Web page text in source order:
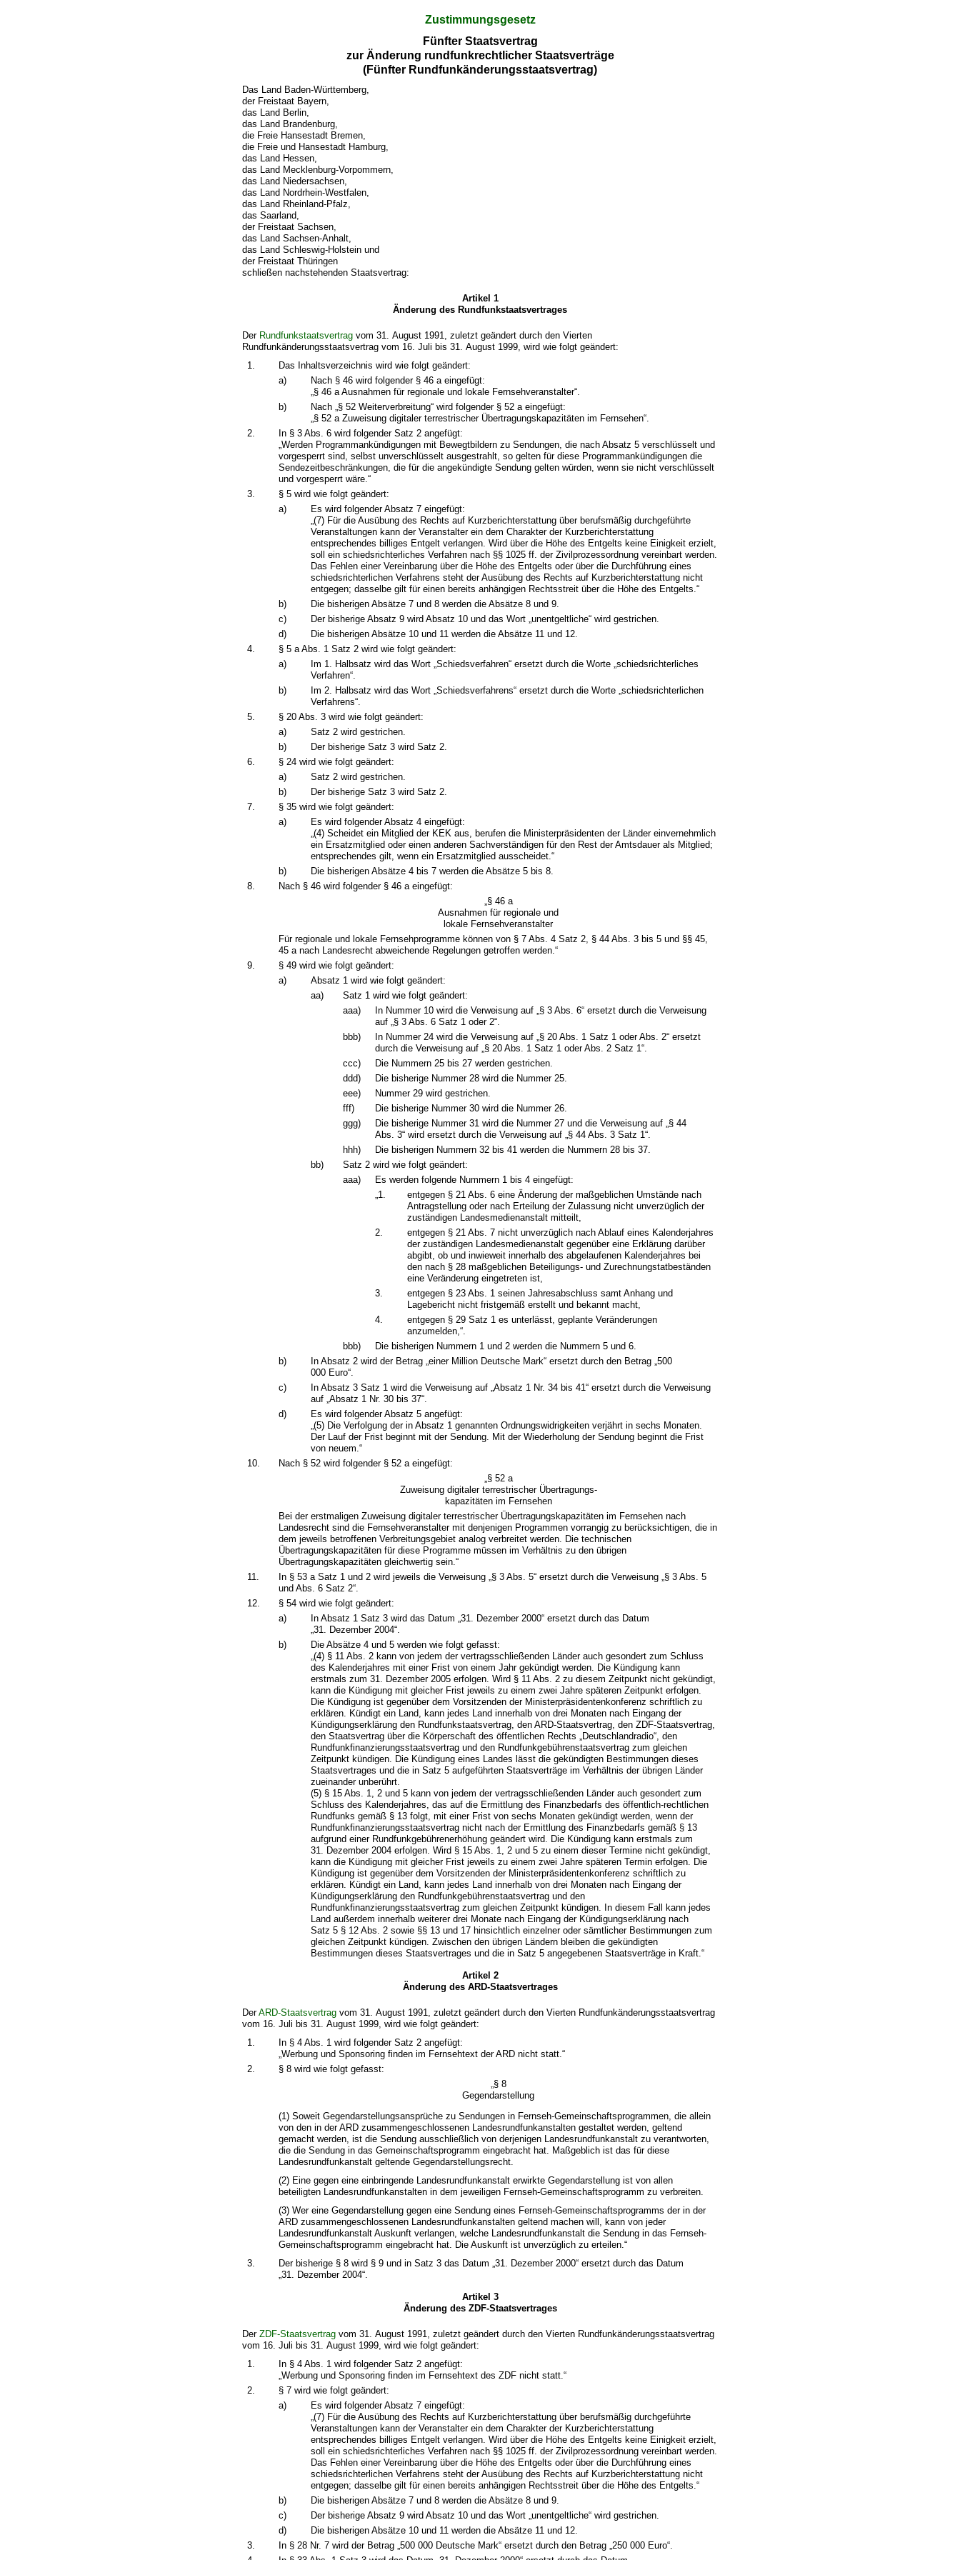
Zustimmungsgesetz
Fünfter Staatsvertrag
zur Änderung rundfunkrechtlicher Staatsverträge
(Fünfter Rundfunkänderungsstaatsvertrag)
Das Land Baden-Württemberg,
der Freistaat Bayern,
das Land Berlin,
das Land Brandenburg,
die Freie Hansestadt Bremen,
die Freie und Hansestadt Hamburg,
das Land Hessen,
das Land Mecklenburg-Vorpommern,
das Land Niedersachsen,
das Land Nordrhein-Westfalen,
das Land Rheinland-Pfalz,
das Saarland,
der Freistaat Sachsen,
das Land Sachsen-Anhalt,
das Land Schleswig-Holstein und
der Freistaat Thüringen
schließen nachstehenden Staatsvertrag:
Artikel 1
Änderung des Rundfunkstaatsvertrages
Der Rundfunkstaatsvertrag vom 31. August 1991, zuletzt geändert durch den Vierten
Rundfunkänderungsstaatsvertrag vom 16. Juli bis 31. August 1999, wird wie folgt geändert:
1.
Das Inhaltsverzeichnis wird wie folgt geändert:
a)
Nach § 46 wird folgender § 46 a eingefügt:
„§ 46 a Ausnahmen für regionale und lokale Fernsehveranstalter“.
b)
Nach „§ 52 Weiterverbreitung“ wird folgender § 52 a eingefügt:
„§ 52 a Zuweisung digitaler terrestrischer Übertragungskapazitäten im Fernsehen“.
2.
In § 3 Abs. 6 wird folgender Satz 2 angefügt:
„Werden Programmankündigungen mit Bewegtbildern zu Sendungen, die nach Absatz 5 verschlüsselt und
vorgesperrt sind, selbst unverschlüsselt ausgestrahlt, so gelten für diese Programmankündigungen die
Sendezeitbeschränkungen, die für die angekündigte Sendung gelten würden, wenn sie nicht verschlüsselt
und vorgesperrt wäre.“
3.
§ 5 wird wie folgt geändert:
a)
Es wird folgender Absatz 7 eingefügt:
„(7) Für die Ausübung des Rechts auf Kurzberichterstattung über berufsmäßig durchgeführte
Veranstaltungen kann der Veranstalter ein dem Charakter der Kurzberichterstattung
entsprechendes billiges Entgelt verlangen. Wird über die Höhe des Entgelts keine Einigkeit erzielt,
soll ein schiedsrichterliches Verfahren nach §§ 1025 ff. der Zivilprozessordnung vereinbart werden.
Das Fehlen einer Vereinbarung über die Höhe des Entgelts oder über die Durchführung eines
schiedsrichterlichen Verfahrens steht der Ausübung des Rechts auf Kurzberichterstattung nicht
entgegen; dasselbe gilt für einen bereits anhängigen Rechtsstreit über die Höhe des Entgelts.“
b)
Die bisherigen Absätze 7 und 8 werden die Absätze 8 und 9.
c)
Der bisherige Absatz 9 wird Absatz 10 und das Wort „unentgeltliche“ wird gestrichen.
d)
Die bisherigen Absätze 10 und 11 werden die Absätze 11 und 12.
4.
§ 5 a Abs. 1 Satz 2 wird wie folgt geändert:
a)
Im 1. Halbsatz wird das Wort „Schiedsverfahren“ ersetzt durch die Worte „schiedsrichterliches
Verfahren“.
b)
Im 2. Halbsatz wird das Wort „Schiedsverfahrens“ ersetzt durch die Worte „schiedsrichterlichen
Verfahrens“.
5.
§ 20 Abs. 3 wird wie folgt geändert:
a)
Satz 2 wird gestrichen.
b)
Der bisherige Satz 3 wird Satz 2.
6.
§ 24 wird wie folgt geändert:
a)
Satz 2 wird gestrichen.
b)
Der bisherige Satz 3 wird Satz 2.
7.
§ 35 wird wie folgt geändert:
a)
Es wird folgender Absatz 4 eingefügt:
„(4) Scheidet ein Mitglied der KEK aus, berufen die Ministerpräsidenten der Länder einvernehmlich
ein Ersatzmitglied oder einen anderen Sachverständigen für den Rest der Amtsdauer als Mitglied;
entsprechendes gilt, wenn ein Ersatzmitglied ausscheidet.“
b)
Die bisherigen Absätze 4 bis 7 werden die Absätze 5 bis 8.
8.
Nach § 46 wird folgender § 46 a eingefügt:
„§ 46 a
Ausnahmen für regionale und
lokale Fernsehveranstalter
Für regionale und lokale Fernsehprogramme können von § 7 Abs. 4 Satz 2, § 44 Abs. 3 bis 5 und §§ 45,
45 a nach Landesrecht abweichende Regelungen getroffen werden.“
9.
§ 49 wird wie folgt geändert:
a)
Absatz 1 wird wie folgt geändert:
aa)
Satz 1 wird wie folgt geändert:
aaa)
In Nummer 10 wird die Verweisung auf „§ 3 Abs. 6“ ersetzt durch die Verweisung
auf „§ 3 Abs. 6 Satz 1 oder 2“.
bbb)
In Nummer 24 wird die Verweisung auf „§ 20 Abs. 1 Satz 1 oder Abs. 2“ ersetzt
durch die Verweisung auf „§ 20 Abs. 1 Satz 1 oder Abs. 2 Satz 1“.
ccc)
Die Nummern 25 bis 27 werden gestrichen.
ddd)
Die bisherige Nummer 28 wird die Nummer 25.
eee)
Nummer 29 wird gestrichen.
fff)
Die bisherige Nummer 30 wird die Nummer 26.
ggg)
Die bisherige Nummer 31 wird die Nummer 27 und die Verweisung auf „§ 44
Abs. 3“ wird ersetzt durch die Verweisung auf „§ 44 Abs. 3 Satz 1“.
hhh)
Die bisherigen Nummern 32 bis 41 werden die Nummern 28 bis 37.
bb)
Satz 2 wird wie folgt geändert:
aaa)
Es werden folgende Nummern 1 bis 4 eingefügt:
„1.
entgegen § 21 Abs. 6 eine Änderung der maßgeblichen Umstände nach
Antragstellung oder nach Erteilung der Zulassung nicht unverzüglich der
zuständigen Landesmedienanstalt mitteilt,
2.
entgegen § 21 Abs. 7 nicht unverzüglich nach Ablauf eines Kalenderjahres
der zuständigen Landesmedienanstalt gegenüber eine Erklärung darüber
abgibt, ob und inwieweit innerhalb des abgelaufenen Kalenderjahres bei
den nach § 28 maßgeblichen Beteiligungs- und Zurechnungstatbeständen
eine Veränderung eingetreten ist,
3.
entgegen § 23 Abs. 1 seinen Jahresabschluss samt Anhang und
Lagebericht nicht fristgemäß erstellt und bekannt macht,
4.
entgegen § 29 Satz 1 es unterlässt, geplante Veränderungen
anzumelden,“.
bbb)
Die bisherigen Nummern 1 und 2 werden die Nummern 5 und 6.
b)
In Absatz 2 wird der Betrag „einer Million Deutsche Mark“ ersetzt durch den Betrag „500
000 Euro“.
c)
In Absatz 3 Satz 1 wird die Verweisung auf „Absatz 1 Nr. 34 bis 41“ ersetzt durch die Verweisung
auf „Absatz 1 Nr. 30 bis 37“.
d)
Es wird folgender Absatz 5 angefügt:
„(5) Die Verfolgung der in Absatz 1 genannten Ordnungswidrigkeiten verjährt in sechs Monaten.
Der Lauf der Frist beginnt mit der Sendung. Mit der Wiederholung der Sendung beginnt die Frist
von neuem.“
10.
Nach § 52 wird folgender § 52 a eingefügt:
„§ 52 a
Zuweisung digitaler terrestrischer Übertragungs-
kapazitäten im Fernsehen
Bei der erstmaligen Zuweisung digitaler terrestrischer Übertragungskapazitäten im Fernsehen nach
Landesrecht sind die Fernsehveranstalter mit denjenigen Programmen vorrangig zu berücksichtigen, die in
dem jeweils betroffenen Verbreitungsgebiet analog verbreitet werden. Die technischen
Übertragungskapazitäten für diese Programme müssen im Verhältnis zu den übrigen
Übertragungskapazitäten gleichwertig sein.“
11.
In § 53 a Satz 1 und 2 wird jeweils die Verweisung „§ 3 Abs. 5“ ersetzt durch die Verweisung „§ 3 Abs. 5
und Abs. 6 Satz 2“.
12.
§ 54 wird wie folgt geändert:
a)
In Absatz 1 Satz 3 wird das Datum „31. Dezember 2000“ ersetzt durch das Datum
„31. Dezember 2004“.
b)
Die Absätze 4 und 5 werden wie folgt gefasst:
„(4) § 11 Abs. 2 kann von jedem der vertragsschließenden Länder auch gesondert zum Schluss
des Kalenderjahres mit einer Frist von einem Jahr gekündigt werden. Die Kündigung kann
erstmals zum 31. Dezember 2005 erfolgen. Wird § 11 Abs. 2 zu diesem Zeitpunkt nicht gekündigt,
kann die Kündigung mit gleicher Frist jeweils zu einem zwei Jahre späteren Zeitpunkt erfolgen.
Die Kündigung ist gegenüber dem Vorsitzenden der Ministerpräsidentenkonferenz schriftlich zu
erklären. Kündigt ein Land, kann jedes Land innerhalb von drei Monaten nach Eingang der
Kündigungserklärung den Rundfunkstaatsvertrag, den ARD-Staatsvertrag, den ZDF-Staatsvertrag,
den Staatsvertrag über die Körperschaft des öffentlichen Rechts „Deutschlandradio“, den
Rundfunkfinanzierungsstaatsvertrag und den Rundfunkgebührenstaatsvertrag zum gleichen
Zeitpunkt kündigen. Die Kündigung eines Landes lässt die gekündigten Bestimmungen dieses
Staatsvertrages und die in Satz 5 aufgeführten Staatsverträge im Verhältnis der übrigen Länder
zueinander unberührt.
(5) § 15 Abs. 1, 2 und 5 kann von jedem der vertragsschließenden Länder auch gesondert zum
Schluss des Kalenderjahres, das auf die Ermittlung des Finanzbedarfs des öffentlich-rechtlichen
Rundfunks gemäß § 13 folgt, mit einer Frist von sechs Monaten gekündigt werden, wenn der
Rundfunkfinanzierungsstaatsvertrag nicht nach der Ermittlung des Finanzbedarfs gemäß § 13
aufgrund einer Rundfunkgebührenerhöhung geändert wird. Die Kündigung kann erstmals zum
31. Dezember 2004 erfolgen. Wird § 15 Abs. 1, 2 und 5 zu einem dieser Termine nicht gekündigt,
kann die Kündigung mit gleicher Frist jeweils zu einem zwei Jahre späteren Termin erfolgen. Die
Kündigung ist gegenüber dem Vorsitzenden der Ministerpräsidentenkonferenz schriftlich zu
erklären. Kündigt ein Land, kann jedes Land innerhalb von drei Monaten nach Eingang der
Kündigungserklärung den Rundfunkgebührenstaatsvertrag und den
Rundfunkfinanzierungsstaatsvertrag zum gleichen Zeitpunkt kündigen. In diesem Fall kann jedes
Land außerdem innerhalb weiterer drei Monate nach Eingang der Kündigungserklärung nach
Satz 5 § 12 Abs. 2 sowie §§ 13 und 17 hinsichtlich einzelner oder sämtlicher Bestimmungen zum
gleichen Zeitpunkt kündigen. Zwischen den übrigen Ländern bleiben die gekündigten
Bestimmungen dieses Staatsvertrages und die in Satz 5 angegebenen Staatsverträge in Kraft.“
Artikel 2
Änderung des ARD-Staatsvertrages
DerARD-Staatsvertrag vom 31. August 1991, zuletzt geändert durch den Vierten Rundfunkänderungsstaatsvertrag
vom 16. Juli bis 31. August 1999, wird wie folgt geändert:
1.
In § 4 Abs. 1 wird folgender Satz 2 angefügt:
„Werbung und Sponsoring finden im Fernsehtext der ARD nicht statt.“
2.
§ 8 wird wie folgt gefasst:
„§ 8
Gegendarstellung
(1) Soweit Gegendarstellungsansprüche zu Sendungen in Fernseh-Gemeinschaftsprogrammen, die allein
von den in der ARD zusammengeschlossenen Landesrundfunkanstalten gestaltet werden, geltend
gemacht werden, ist die Sendung ausschließlich von derjenigen Landesrundfunkanstalt zu verantworten,
die die Sendung in das Gemeinschaftsprogramm eingebracht hat. Maßgeblich ist das für diese
Landesrundfunkanstalt geltende Gegendarstellungsrecht.
(2) Eine gegen eine einbringende Landesrundfunkanstalt erwirkte Gegendarstellung ist von allen
beteiligten Landesrundfunkanstalten in dem jeweiligen Fernseh-Gemeinschaftsprogramm zu verbreiten.
(3) Wer eine Gegendarstellung gegen eine Sendung eines Fernseh-Gemeinschaftsprogramms der in der
ARD zusammengeschlossenen Landesrundfunkanstalten geltend machen will, kann von jeder
Landesrundfunkanstalt Auskunft verlangen, welche Landesrundfunkanstalt die Sendung in das Fernseh-
Gemeinschaftsprogramm eingebracht hat. Die Auskunft ist unverzüglich zu erteilen.“
3.
Der bisherige § 8 wird § 9 und in Satz 3 das Datum „31. Dezember 2000“ ersetzt durch das Datum
„31. Dezember 2004“.
Artikel 3
Änderung des ZDF-Staatsvertrages
DerZDF-Staatsvertrag vom 31. August 1991, zuletzt geändert durch den Vierten Rundfunkänderungsstaatsvertrag
vom 16. Juli bis 31. August 1999, wird wie folgt geändert:
1.
In § 4 Abs. 1 wird folgender Satz 2 angefügt:
„Werbung und Sponsoring finden im Fernsehtext des ZDF nicht statt.“
2.
§ 7 wird wie folgt geändert:
a)
Es wird folgender Absatz 7 eingefügt:
„(7) Für die Ausübung des Rechts auf Kurzberichterstattung über berufsmäßig durchgeführte
Veranstaltungen kann der Veranstalter ein dem Charakter der Kurzberichterstattung
entsprechendes billiges Entgelt verlangen. Wird über die Höhe des Entgelts keine Einigkeit erzielt,
soll ein schiedsrichterliches Verfahren nach §§ 1025 ff. der Zivilprozessordnung vereinbart werden.
Das Fehlen einer Vereinbarung über die Höhe des Entgelts oder über die Durchführung eines
schiedsrichterlichen Verfahrens steht der Ausübung des Rechts auf Kurzberichterstattung nicht
entgegen; dasselbe gilt für einen bereits anhängigen Rechtsstreit über die Höhe des Entgelts.“
b)
Die bisherigen Absätze 7 und 8 werden die Absätze 8 und 9.
c)
Der bisherige Absatz 9 wird Absatz 10 und das Wort „unentgeltliche“ wird gestrichen.
d)
Die bisherigen Absätze 10 und 11 werden die Absätze 11 und 12.
3.
In § 28 Nr. 7 wird der Betrag „500 000 Deutsche Mark“ ersetzt durch den Betrag „250 000 Euro“.